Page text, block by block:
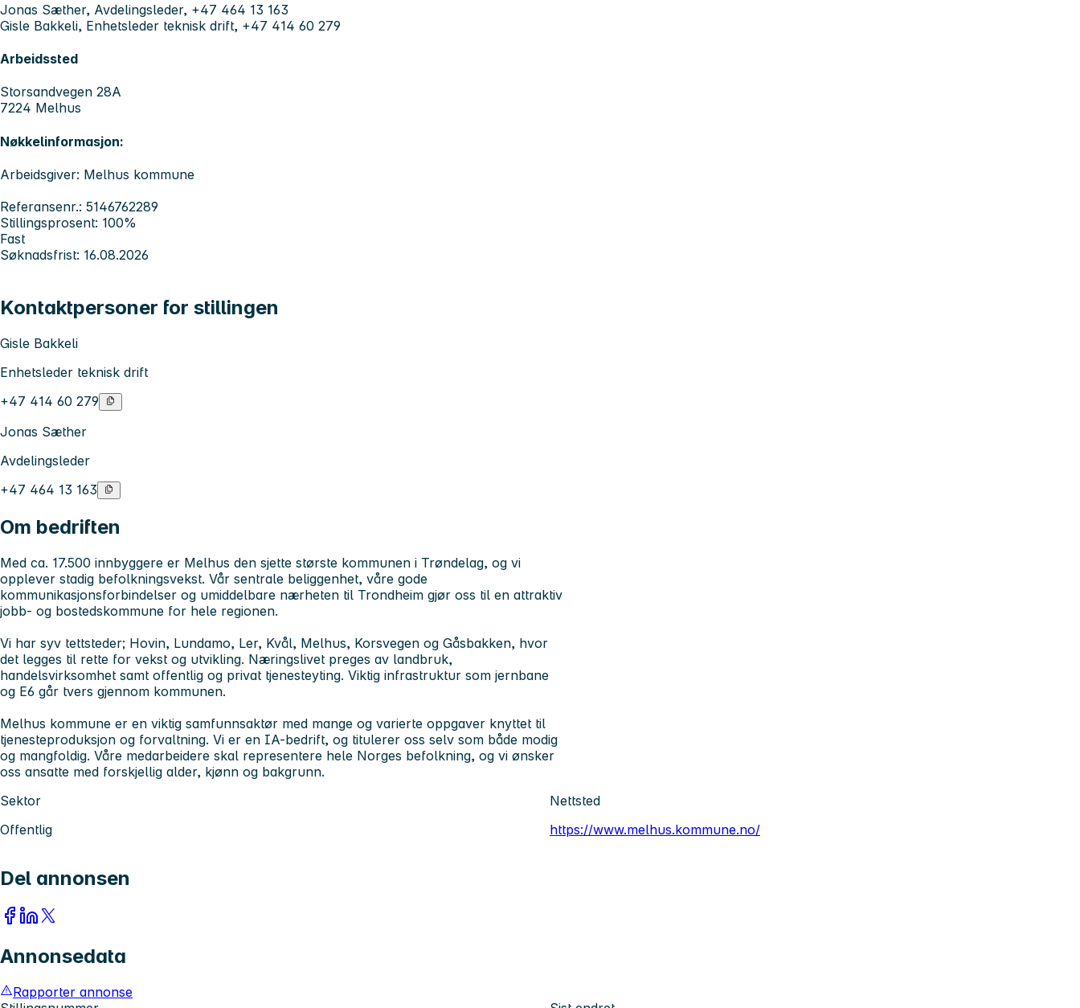
Jonas Sæther, Avdelingsleder, +47 464 13 163
Gisle Bakkeli, Enhetsleder teknisk drift, +47 414 60 279
Arbeidssted
Storsandvegen 28A
7224 Melhus
Nøkkelinformasjon:
Arbeidsgiver: Melhus kommune
Referansenr.: 5146762289
Stillingsprosent: 100%
Fast
Søknadsfrist: 16.08.2026
Kontaktpersoner for stillingen
Gisle Bakkeli
Enhetsleder teknisk drift
+47 414 60 279
Jonas Sæther
Avdelingsleder
+47 464 13 163
Om bedriften
Med ca. 17.500 innbyggere er Melhus den sjette største kommunen i Trøndelag, og vi
opplever stadig befolkningsvekst. Vår sentrale beliggenhet, våre gode
kommunikasjonsforbindelser og umiddelbare nærheten til Trondheim gjør oss til en attraktiv
jobb- og bostedskommune for hele regionen.
Vi har syv tettsteder; Hovin, Lundamo, Ler, Kvål, Melhus, Korsvegen og Gåsbakken, hvor
det legges til rette for vekst og utvikling. Næringslivet preges av landbruk,
handelsvirksomhet samt offentlig og privat tjenesteyting. Viktig infrastruktur som jernbane
og E6 går tvers gjennom kommunen.
Melhus kommune er en viktig samfunnsaktør med mange og varierte oppgaver knyttet til
tjenesteproduksjon og forvaltning. Vi er en IA-bedrift, og titulerer oss selv som både modig
og mangfoldig. Våre medarbeidere skal representere hele Norges befolkning, og vi ønsker
oss ansatte med forskjellig alder, kjønn og bakgrunn.
Sektor
Offentlig
Nettsted
https://www.melhus.kommune.no/
Del annonsen
Annonsedata
Rapporter annonse